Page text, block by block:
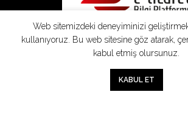
Web sitemizdeki deneyiminizi
kullanıyoruz. Bu web sitesine göz atarak,
kabul etmiş olursunuz.
KABUL ET
Sepet